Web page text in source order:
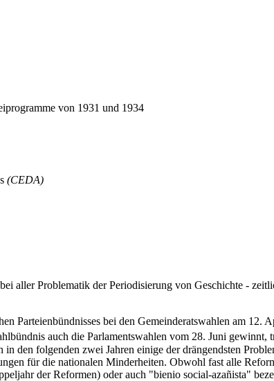
von 1931 und 1934
(CEDA)
aller Problematik der Periodisierung von Geschichte -
Parteienbündnisses bei den Gemeinderatswahlen am
auch die Parlamentswahlen vom 28. Juni
den folgenden zwei Jahren einige der drängendsten
für die nationalen Minderheiten. Obwohl fast alle
der Reformen) oder auch "bienio social-azañista"